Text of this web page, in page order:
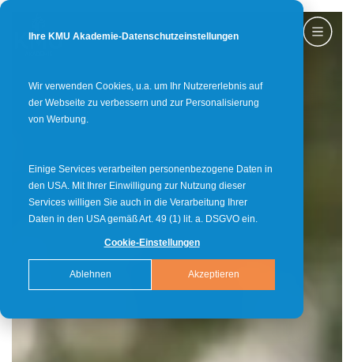
Ihre KMU Akademie-Datenschutzeinstellungen
Wir verwenden Cookies, u.a. um Ihr Nutzererlebnis auf
der Webseite zu verbessern und zur Personalisierung
von Werbung.
Einige Services verarbeiten personenbezogene Daten in
den USA. Mit Ihrer Einwilligung zur Nutzung dieser
Services willigen Sie auch in die Verarbeitung Ihrer
Daten in den USA gemäß Art. 49 (1) lit. a. DSGVO ein.
Cookie-Einstellungen
Akzeptieren
Ablehnen